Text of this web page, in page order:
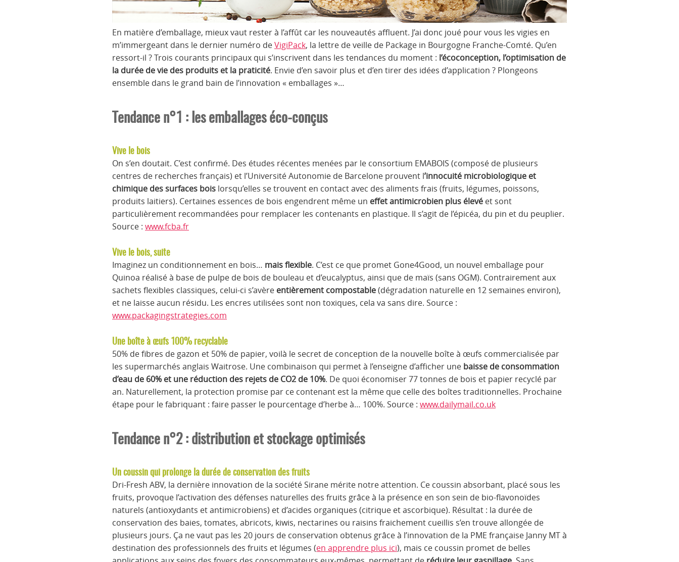
En matière d’emballage, mieux vaut rester à l’affût car les nouveautés affluent. J’ai donc joué pour vous les vigies en
m’immergeant dans le dernier numéro deVigiPack, la lettre de veille de Package in Bourgogne Franche-Comté. Qu’en
ressort-il ? Trois courants principaux qui s’inscrivent dans les tendances du moment : l’écoconception, l’optimisation de
la durée de vie des produits et la praticité. Envie d’en savoir plus et d’en tirer des idées d’application ? Plongeons
ensemble dans le grand bain de l’innovation « emballages »…
Tendance n°1 : les emballages éco-conçus
Vive le bois
On s’en doutait. C’est confirmé. Des études récentes menées par le consortium EMABOIS (composé de plusieurs
centres de recherches français) et l’Université Autonomie de Barcelone prouvent l’innocuité microbiologique et
chimique des surfaces bois lorsqu’elles se trouvent en contact avec des aliments frais (fruits, légumes, poissons,
produits laitiers). Certaines essences de bois engendrent même un effet antimicrobien plus élevé et sont
particulièrement recommandées pour remplacer les contenants en plastique. Il s’agit de l’épicéa, du pin et du peuplier.
Source : www.fcba.fr
Vive le bois, suite
Imaginez un conditionnement en bois… mais flexible. C’est ce que promet Gone4Good, un nouvel emballage pour
Quinoa réalisé à base de pulpe de bois de bouleau et d’eucalyptus, ainsi que de maïs (sans OGM). Contrairement aux
sachets flexibles classiques, celui-ci s’avère entièrement compostable(dégradation naturelle en 12 semaines environ),
et ne laisse aucun résidu. Les encres utilisées sont non toxiques, cela va sans dire. Source :
www.packagingstrategies.com
Une boîte à œufs 100% recyclable
50% de fibres de gazon et 50% de papier, voilà le secret de conception de la nouvelle boîte à œufs commercialisée par
les supermarchés anglais Waitrose. Une combinaison qui permet à l’enseigne d’afficher une baisse de consommation
d’eau de 60% et une réduction des rejets de CO2 de 10%. De quoi économiser 77 tonnes de bois et papier recyclé par
an. Naturellement, la protection promise par ce contenant est la même que celle des boîtes traditionnelles. Prochaine
étape pour le fabriquant : faire passer le pourcentage d’herbe à… 100%. Source : www.dailymail.co.uk
Tendance n°2 : distribution et stockage optimisés
Un coussin qui prolonge la durée de conservation des fruits
Dri-Fresh ABV, la dernière innovation de la société Sirane mérite notre attention. Ce coussin absorbant, placé sous les
fruits, provoque l’activation des défenses naturelles des fruits grâce à la présence en son sein de bio-flavonoïdes
naturels (antioxydants et antimicrobiens) et d’acides organiques (citrique et ascorbique). Résultat : la durée de
conservation des baies, tomates, abricots, kiwis, nectarines ou raisins fraichement cueillis s’en trouve allongée de
plusieurs jours. Ça ne vaut pas les 20 jours de conservation obtenus grâce à l’innovation de la PME française Janny MT à
destination des professionnels des fruits et légumes (en apprendre plus ici), mais ce coussin promet de belles